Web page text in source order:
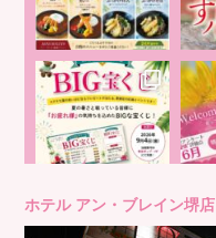
ホテル アン・ブレイン堺店